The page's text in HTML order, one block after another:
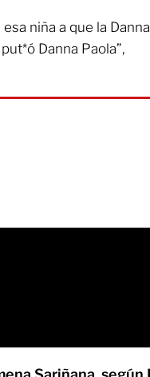
niña a que la Danna
Danna Paola”,